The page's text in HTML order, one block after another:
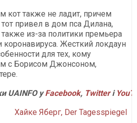
также не ладит, причем
тот привел в дом пса Дилана,
также из-за политики премьера
Жесткий локдаун
для тех, кому
с Борисом Джонсоном,
UAINFO уFacebook, Twitterі
Хайке Яберг, Der Tagesspiegel